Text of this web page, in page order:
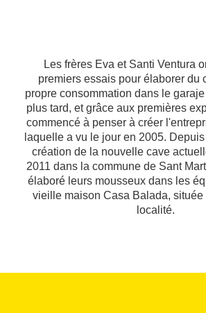
Les frères Eva et Santi Ventura
premiers essais pour élaborer du
propre consommation dans le
plus tard, et grâce aux premières
commencé à penser à créer
laquelle a vu le jour en 2005.
création de la nouvelle cave
2011 dans la commune de Sant
élaboré leurs mousseux dans les
vieille maison Casa Balada, située
localité.